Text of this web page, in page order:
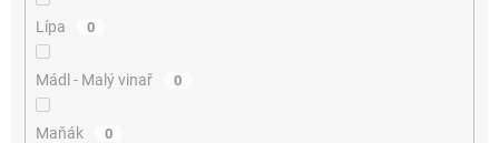
Lípa 0
Mádl - Malý vinař 0
Maňák 0